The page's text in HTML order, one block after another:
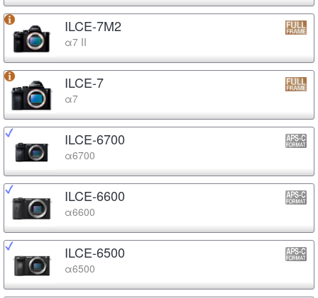
ILCE-7M2
α7 II
ILCE-7
α7
ILCE-6700
α6700
ILCE-6600
α6600
ILCE-6500
α6500